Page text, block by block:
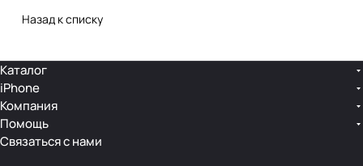
Назад к списку
Каталог
iPhone
Компания
Помощь
Связаться с нами